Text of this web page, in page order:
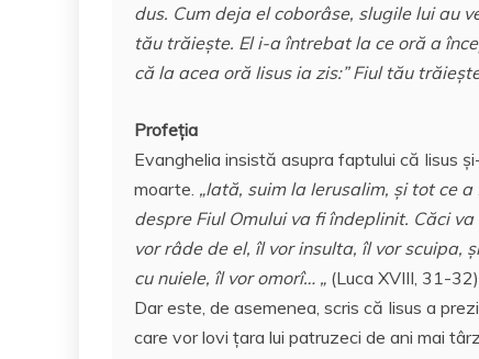
dus. Cum deja el coborâse, slugile lui au
tău trăieşte. El i-a întrebat la ce oră a
că la acea oră Iisus ia zis:” Fiul tău
Profeţia
Evanghelia insistă asupra faptului că Iisus
moarte. „Iată, suim la Ierusalim, şi tot ce
despre Fiul Omului va fi îndeplinit. Căci
vor râde de el, îl vor insulta, îl vor scuipa,
cu nuiele, îl vor omorî… „ (Luca XVIII, 31-32).
Dar este, de asemenea, scris că Iisus a
care vor lovi ţara lui patruzeci de ani mai